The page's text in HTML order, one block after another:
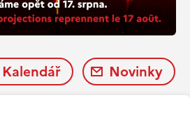
Kalendář Novinky